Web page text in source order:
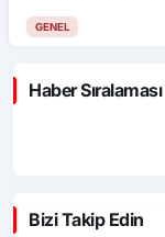
GENEL
Haber Sıralaması
Bizi Takip Edin